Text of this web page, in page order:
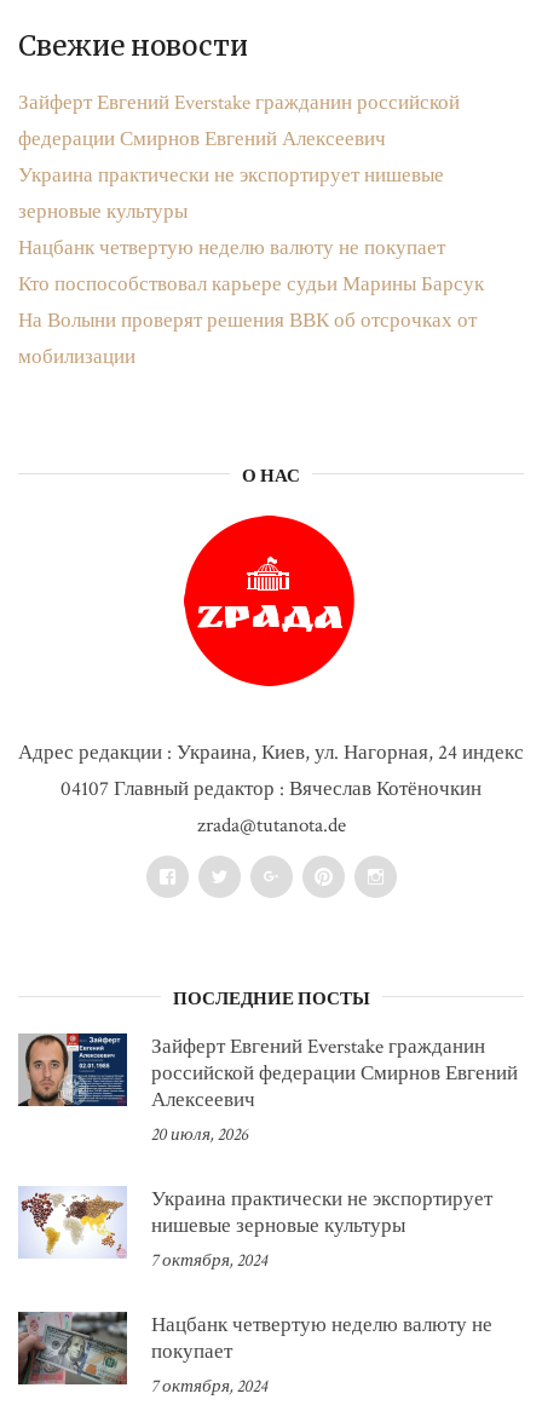
Свежие новости
Зайферт Евгений Everstake гражданин российской
федерации Смирнов Евгений Алексеевич
Украина практически не экспортирует нишевые
зерновые культуры
Нацбанк четвертую неделю валюту не покупает
Кто поспособствовал карьере судьи Марины Барсук
На Волыни проверят решения ВВК об отсрочках от
мобилизации
О НАС
Адрес редакции : Украина, Киев, ул. Нагорная, 24 индекс
04107 Главный редактор : Вячеслав Котёночкин
zrada@tutanota.de
FacebookTwitter Google+PinterestInstagram
ПОСЛЕДНИЕ ПОСТЫ
Зайферт Евгений Everstake гражданин
российской федерации Смирнов Евгений
Алексеевич
20 июля, 2026
Украина практически не экспортирует
нишевые зерновые культуры
7 октября, 2024
Нацбанк четвертую неделю валюту не
покупает
7 октября, 2024